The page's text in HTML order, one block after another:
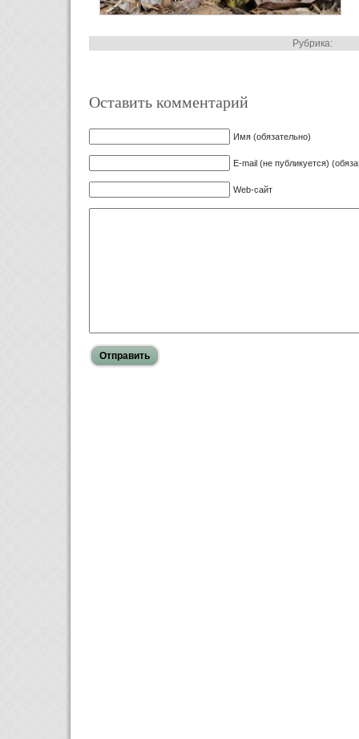
Рубрика:
Оставить комментарий
Имя (обязательно)
E-mail (не публикуется)
Web-сайт